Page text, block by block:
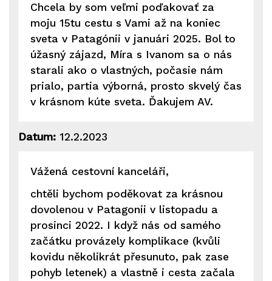
Chcela by som veľmi poďakovať za
moju 15tu cestu s Vami až na koniec
sveta v Patagónii v januári 2025. Bol to
úžasný zájazd, Míra s Ivanom sa o nás
starali ako o vlastných, počasie nám
prialo, partia výborná, prosto skvelý čas
v krásnom kúte sveta. Ďakujem AV.
Datum: 12.2.2023
Vážená cestovní kanceláři,
chtěli bychom poděkovat za krásnou
dovolenou v Patagonii v listopadu a
prosinci 2022. I když nás od samého
začátku provázely komplikace (kvůli
kovidu několikrát přesunuto, pak zase
pohyb letenek) a vlastně i cesta začala